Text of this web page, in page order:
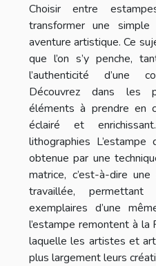
Choisir entre
transformer une
aventure artistique. Ce
que l’on s’y penche,
l’authenticité d’une
Découvrez dans les
éléments à prendre en
éclairé et
lithographies
obtenue par une
matrice, c’est-à-dire
travaillée,
exemplaires d’une
l’estampe remontent à la
laquelle les artistes et
plus largement leurs